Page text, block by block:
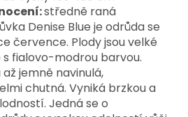
středně raná
Denise Blue je odrůda se
července. Plody jsou velké
s fialovo-modrou barvou.
jemně navinulá,
chutná. Vyniká brzkou a
Jedná se o